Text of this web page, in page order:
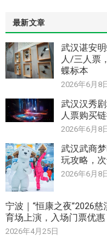
最新文章
武汉谌安
人/三人票
蝶标本
2026年6月8
武汉汉秀
人票购买
2026年6月8
武汉武商
玩攻略，
2026年6月8
宁波｜“恒康之夜”2026
育场上演，入场门票优惠
2026年4月25日